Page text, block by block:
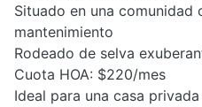
Situado en una comunidad
mantenimiento
Rodeado de selva
Cuota HOA: $220/mes
Ideal para una casa